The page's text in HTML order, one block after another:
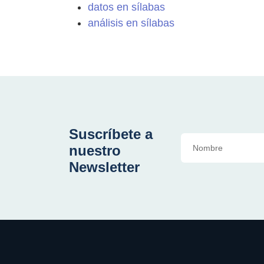
datos en sílabas
análisis en sílabas
Suscríbete a
nuestro
Newsletter